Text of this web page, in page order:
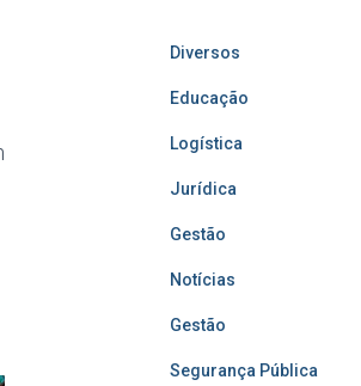
Diversos
Educação
Logística
Jurídica
Gestão
Notícias
Gestão
Segurança Pública